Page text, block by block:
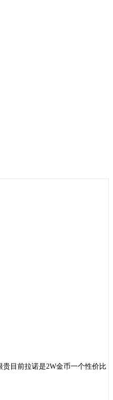
贵目前拉诺是2W金币一个性价比